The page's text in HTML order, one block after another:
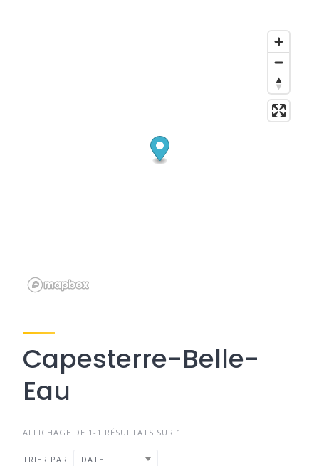
Capesterre-Belle-
Eau
AFFICHAGE DE 1-1 RÉSULTATS SUR 1
TRIER PAR DATE